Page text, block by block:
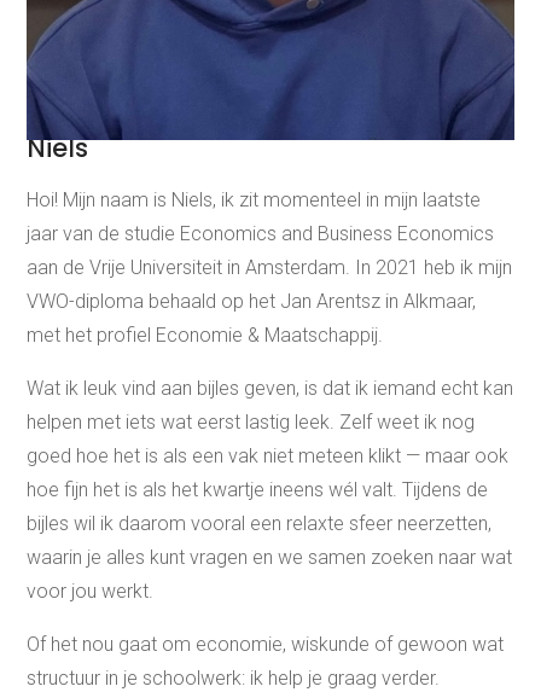
Niels
Hoi! Mijn naam is Niels, ik zit momenteel in mijn laatste
jaar van de studie Economics and Business Economics
aan de Vrije Universiteit in Amsterdam. In 2021 heb ik mijn
VWO-diploma behaald op het Jan Arentsz in Alkmaar,
met het profiel Economie & Maatschappij.
Wat ik leuk vind aan bijles geven, is dat ik iemand echt kan
helpen met iets wat eerst lastig leek. Zelf weet ik nog
goed hoe het is als een vak niet meteen klikt — maar ook
hoe fijn het is als het kwartje ineens wél valt. Tijdens de
bijles wil ik daarom vooral een relaxte sfeer neerzetten,
waarin je alles kunt vragen en we samen zoeken naar wat
voor jou werkt.
Of het nou gaat om economie, wiskunde of gewoon wat
structuur in je schoolwerk: ik help je graag verder.